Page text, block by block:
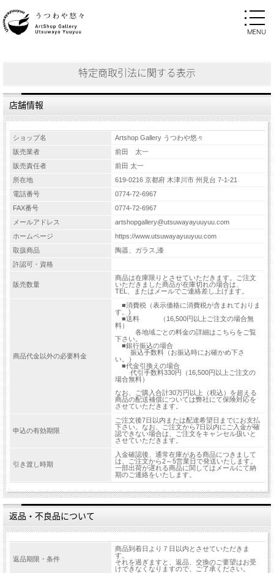
特定商取引法に関する表示
店舗情報
ショップ名
Artshop Gallery うつわや悠々
販売業者
前田 太一
販売責任者
前田 太一
所在地
619-0216 京都府 木津川市 州見台 7-1-21
電話番号
0774-72-6967
FAX番号
0774-72-6967
メールアドレス
artshopgallery@utsuwayayuuyuu.com
ホームページ
https://www.utsuwayayuuyuu.com
取扱商品
陶器、ガラス,漆
許認可・資格
販売数量
商品は在庫限りとさせていただきます。ご注文
いただきました商品が在庫切れの場合は、
TEL、またはメールでご連絡差し上げます。
商品代金以外の必要料金
■消費税（表示価格に消費税が含まれておりま
す。)
■送料 （16,500円以上ご注文の場合無
料）
各地域ごとの料金の詳細はこちらをご覧
下さい。
■銀行振込の場合
振込手数料（お振込時にお確かめ下さ
い。）
■代金引換えの場合
代引手数料330円（16,500円以上ご注文の
場合無料）
なお、ご購入合計30万円以上（税込）を超える
商品の配送補償については弊社にて保険対応を
させていただきます。
申込の有効期限
ご注文後7日以内または配達希望日までにお支払
下さい。なお、ご注文から7日以内にご入金が確
認できない場合は、ご注文をキャンセル扱いと
させていただきます。
引き渡し時期
入金確認後、通常在庫がある商品につきまして
は、ご注文から2～5営業日で発送いたします。
一部出荷が遅れる商品に関してはメールにて納
期のご連絡をいたします。
返品・不良品について
返品期限・条件
商品到着日より７日以内とさせていただきま
す。
それを過ぎますと、返品、交換のご要望はお受
けできなくなりますので、ご了承ください。